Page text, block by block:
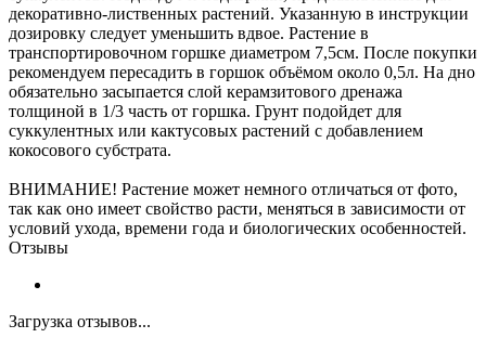
декоративно-лиственных растений. Указанную в инструкции
дозировку следует уменьшить вдвое. Растение в
транспортировочном горшке диаметром 7,5см. После покупки
рекомендуем пересадить в горшок объёмом около 0,5л. На дно
обязательно засыпается слой керамзитового дренажа
толщиной в 1/3 часть от горшка. Грунт подойдет для
суккулентных или кактусовых растений с добавлением
кокосового субстрата.
ВНИМАНИЕ! Растение может немного отличаться от фото,
так как оно имеет свойство расти, меняться в зависимости от
условий ухода, времени года и биологических особенностей.
Отзывы
Загрузка отзывов...